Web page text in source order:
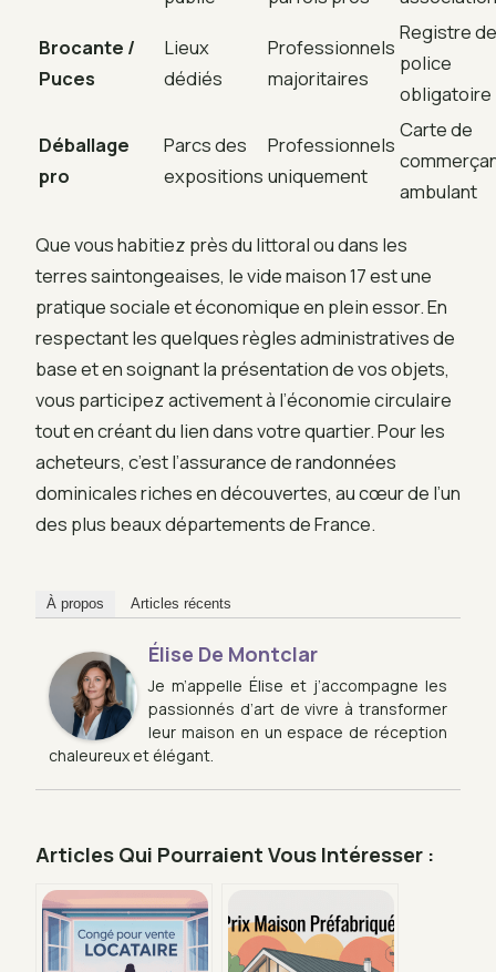
Brocante /
Puces
Lieux
dédiés
Professionnels
majoritaires
Registre de
police
obligatoire
Déballage
pro
Parcs des
expositions
Professionnels
uniquement
Carte de
ambulant
Que vous habitiez près du littoral ou dans les
terres saintongeaises, le vide maison 17 est une
pratique sociale et économique en plein essor. En
respectant les quelques règles administratives de
base et en soignant la présentation de vos objets,
vous participez activement à l’économie circulaire
tout en créant du lien dans votre quartier. Pour les
acheteurs, c’est l’assurance de randonnées
dominicales riches en découvertes, au cœur de l’un
des plus beaux départements de France.
À propos Articles récents
Élise De Montclar
Je m’appelle Élise et j’accompagne les
passionnés d’art de vivre à transformer
leur maison en un espace de réception
chaleureux et élégant.
Articles Qui Pourraient Vous Intéresser :